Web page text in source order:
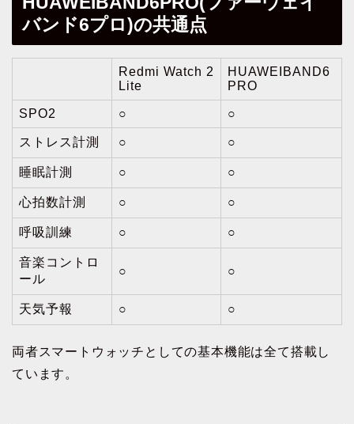
バンド6プロ)の共通点
Redmi Watch 2
Lite
HUAWEIBAND6
PRO
SPO2 ○ ○
ストレス計測 ○ ○
睡眠計測 ○ ○
心拍数計測 ○ ○
呼吸訓練 ○ ○
音楽コントロ
ール
○ ○
天気予報 ○ ○
両者スマートウォッチとしての基本機能は全て搭載し
ています。